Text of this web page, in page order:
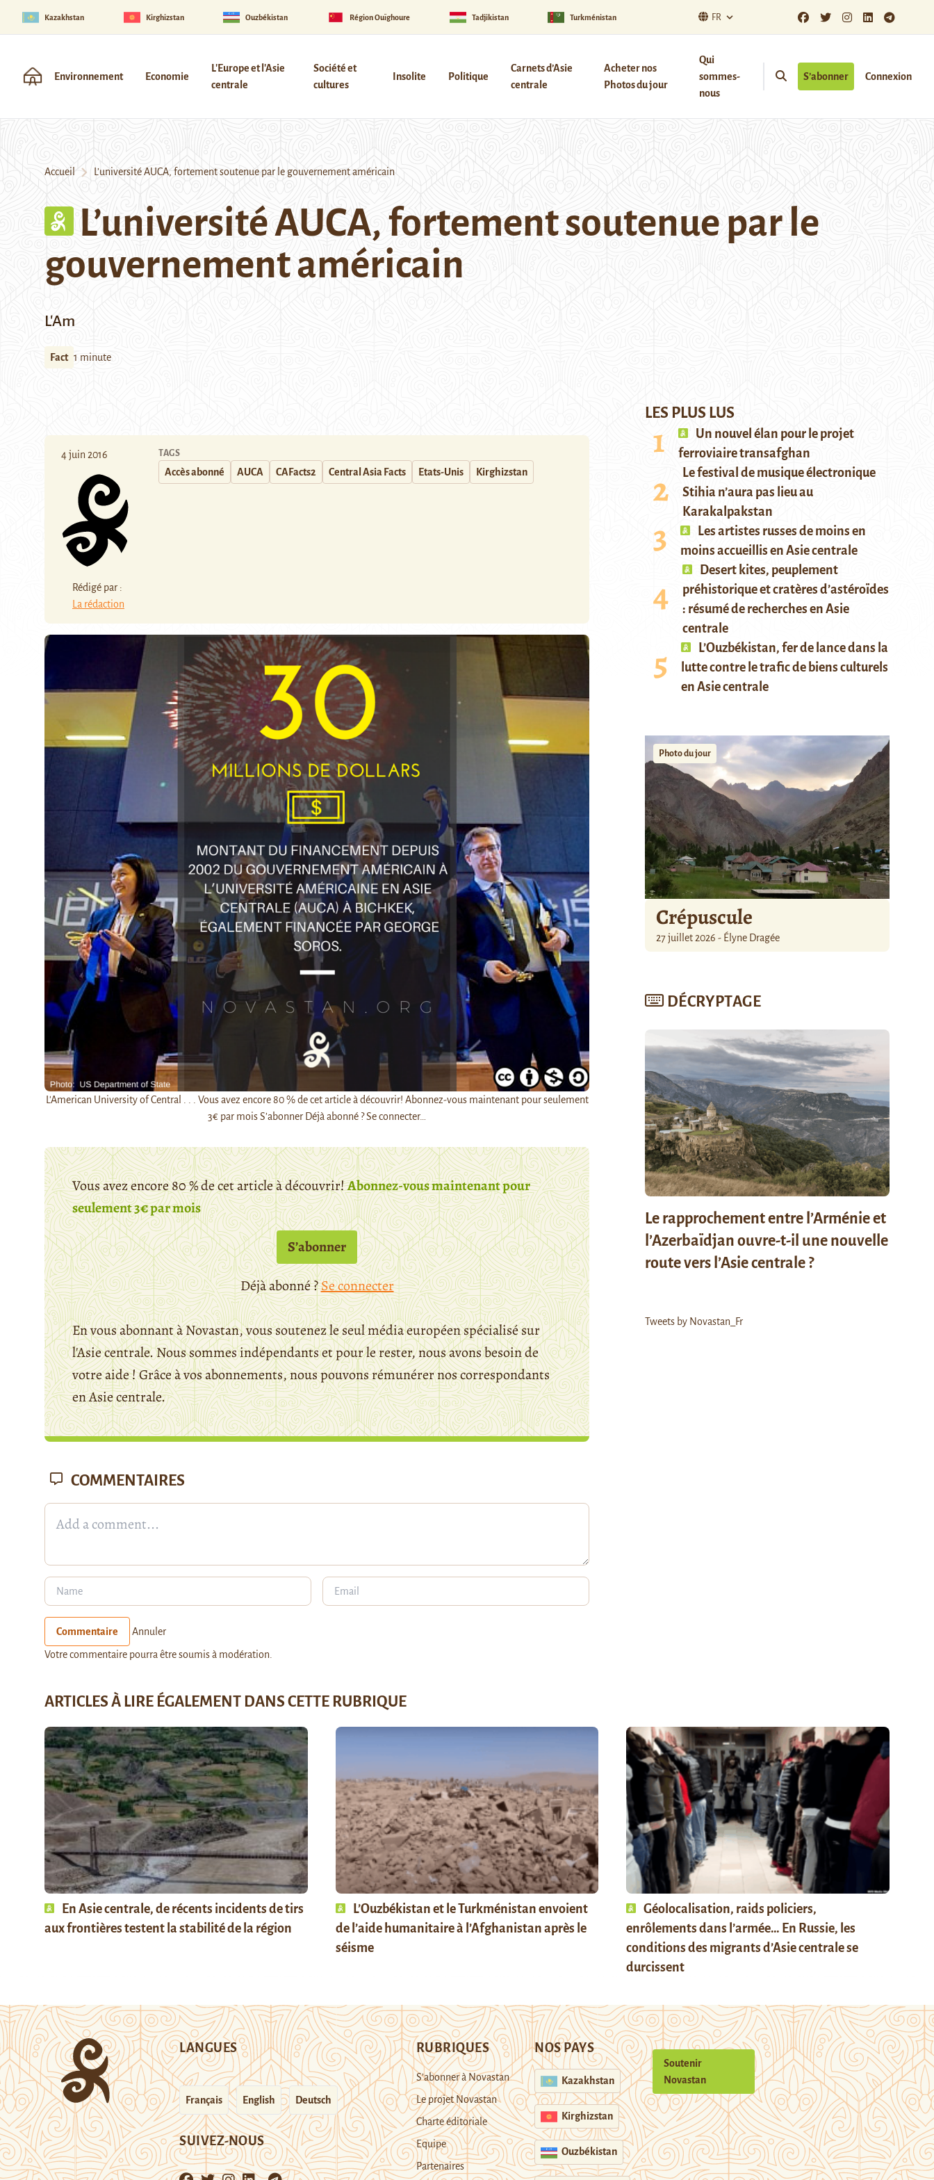
Kazakhstan Kirghizstan Ouzbékistan Région Ouïghoure Tadjikistan Turkménistan FR
Environnement Economie
L'Europe et l'Asie
centrale
Société et
cultures
Insolite Politique
Carnets d’Asie
centrale
Acheter nos
Photos du jour
Qui
sommes-
nous
S’abonner Connexion
Accueil L’université AUCA, fortement soutenue par le gouvernement américain
L’université AUCA, fortement soutenue par le
gouvernement américain
L'Am
Fact 1 minute
4 juin 2016
Rédigé par :
La rédaction
TAGS
Accès abonné AUCA CAFacts2 Central Asia Facts Etats-Unis Kirghizstan
L'American University of Central . . . Vous avez encore 80 % de cet article à découvrir! Abonnez-vous maintenant pour seulement
3€ par mois S’abonner Déjà abonné ? Se connecter…
Vous avez encore 80 % de cet article à découvrir!Abonnez-vous maintenant pour
seulement 3€ par mois
S’abonner
Déjà abonné ?Se connecter
En vous abonnant à Novastan, vous soutenez le seul média européen spécialisé sur
l'Asie centrale. Nous sommes indépendants et pour le rester, nous avons besoin de
votre aide ! Grâce à vos abonnements, nous pouvons rémunérer nos correspondants
en Asie centrale.
LES PLUS LUS
Un nouvel élan pour le projet
ferroviaire transafghan
Le festival de musique électronique
Stihia n’aura pas lieu au
Karakalpakstan
Les artistes russes de moins en
moins accueillis en Asie centrale
Desert kites, peuplement
préhistorique et cratères d’astéroïdes
: résumé de recherches en Asie
centrale
L’Ouzbékistan, fer de lance dans la
lutte contre le trafic de biens culturels
en Asie centrale
Photo du jour
Crépuscule
27 juillet 2026 - Élyne Dragée
DÉCRYPTAGE
Le rapprochement entre l’Arménie et
l’Azerbaïdjan ouvre-t-il une nouvelle
route vers l’Asie centrale ?
Tweets by Novastan_Fr
COMMENTAIRES
Commentaire Annuler
Votre commentaire pourra être soumis à modération.
ARTICLES À LIRE ÉGALEMENT DANS CETTE RUBRIQUE
En Asie centrale, de récents incidents de tirs
aux frontières testent la stabilité de la région
L’Ouzbékistan et le Turkménistan envoient
de l’aide humanitaire à l’Afghanistan après le
séisme
Géolocalisation, raids policiers,
enrôlements dans l’armée… En Russie, les
conditions des migrants d’Asie centrale se
durcissent
LANGUES
Français English Deutsch
SUIVEZ-NOUS
RUBRIQUES
S’abonner à Novastan
Le projet Novastan
Charte éditoriale
Equipe
Partenaires
NOS PAYS
Kazakhstan
Kirghizstan
Ouzbékistan
Soutenir
Novastan